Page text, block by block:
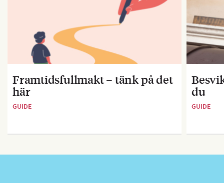
Framtidsfullmakt – tänk på det
här
GUIDE
du
GUIDE